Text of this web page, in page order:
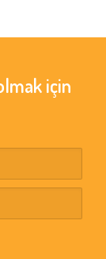
için